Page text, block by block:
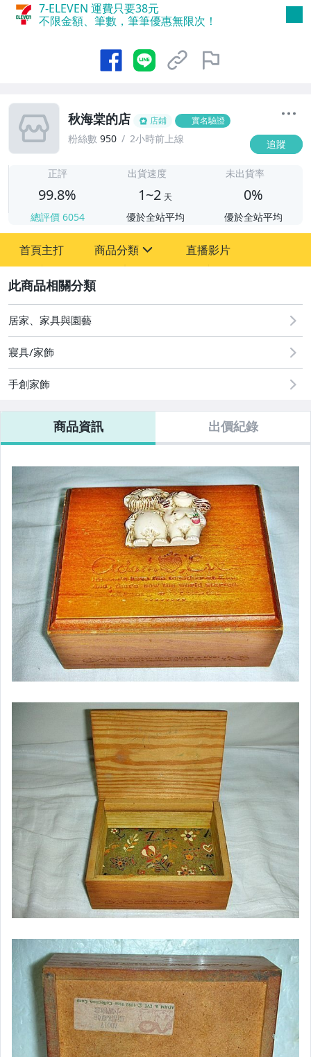
7-ELEVEN 運費只要38元
不限金額、筆數，筆筆優惠無限次！
秋海棠的店 店鋪 實名驗證
粉絲數 950 2小時前上線 追蹤
正評
99.8%
總評價 6054
出貨速度
1~2 天
優於全站平均
未出貨率
0%
優於全站平均
首頁主打 商品分類
其它
直播影片
居家、家具與園藝
寢具/家飾
手創家飾
商品資訊 出價紀錄